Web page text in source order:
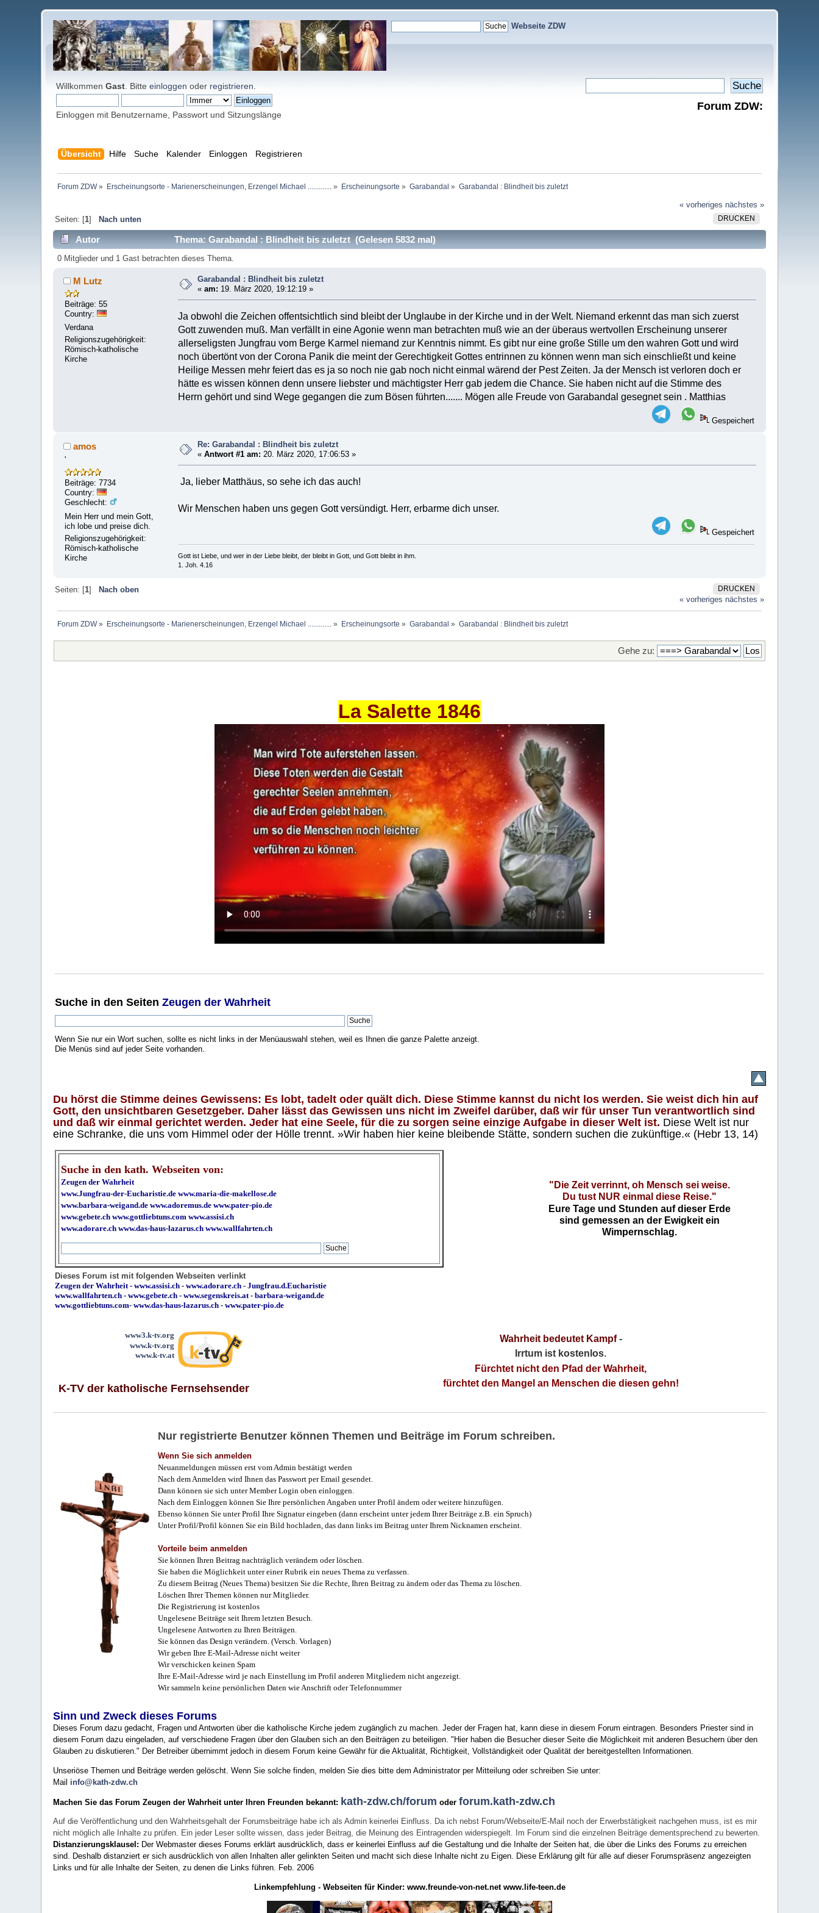
Webseite ZDW
WillkommenGast . Bitteeinloggen oder registrieren
Einloggen mit Benutzername, Passwort und Sitzungslänge
Forum ZDW:
Übersicht Hilfe Suche Kalender Einloggen Registrieren
Forum ZDW» Erscheinungsorte - Marienerscheinungen, Erzengel Michael .............» Erscheinungsorte » Garabandal » Garabandal : Blindheit bis zuletzt
« vorheriges nächstes »
DRUCKEN
Seiten: [1] Nach unten
Autor Thema: Garabandal : Blindheit bis zuletzt (Gelesen 5832 mal)
0 Mitglieder und 1 Gast betrachten dieses Thema.
M Lutz
Beiträge: 55
Country:
Verdana
Religionszugehörigkeit:
Römisch-katholische
Kirche
Garabandal : Blindheit bis zuletzt
«am: 19. März 2020, 19:12:19 »
Ja obwohl die Zeichen offentsichtlich sind bleibt der Unglaube in der Kirche und in der Welt. Niemand erkennt das man sich zuerst
Gott zuwenden muß. Man verfällt in eine Agonie wenn man betrachten muß wie an der überaus wertvollen Erscheinung unserer
allerseligsten Jungfrau vom Berge Karmel niemand zur Kenntnis nimmt. Es gibt nur eine große Stille um den wahren Gott und wird
noch übertönt von der Corona Panik die meint der Gerechtigkeit Gottes entrinnen zu können wenn man sich einschließt und keine
Heilige Messen mehr feiert das es ja so noch nie gab noch nicht einmal wärend der Pest Zeiten. Ja der Mensch ist verloren doch er
hätte es wissen können denn unsere liebster und mächtigster Herr gab jedem die Chance. Sie haben nicht auf die Stimme des
Herrn gehört und sind Wege gegangen die zum Bösen führten....... Mögen alle Freude von Garabandal gesegnet sein . Matthias
Gespeichert
amos
'
Beiträge: 7734
Country:
Geschlecht:
Mein Herr und mein Gott,
ich lobe und preise dich.
Religionszugehörigkeit:
Römisch-katholische
Kirche
Re: Garabandal : Blindheit bis zuletzt
«Antwort #1 am: 20. März 2020, 17:06:53 »
Ja, lieber Matthäus, so sehe ich das auch!
Wir Menschen haben uns gegen Gott versündigt. Herr, erbarme dich unser.
Gespeichert
Gott ist Liebe, und wer in der Liebe bleibt, der bleibt in Gott, und Gott bleibt in ihm.
1. Joh. 4.16
DRUCKEN
Seiten: [1]
Nach oben
« vorheriges nächstes »
Forum ZDW» Erscheinungsorte - Marienerscheinungen, Erzengel Michael .............» Erscheinungsorte » Garabandal » Garabandal : Blindheit bis zuletzt
Gehe zu:
La Salette 1846
Suche in den SeitenZeugen der Wahrheit
Wenn Sie nur ein Wort suchen, sollte es nicht links in der Menüauswahl stehen, weil es Ihnen die ganze Palette anzeigt.
Die Menüs sind auf jeder Seite vorhanden..
Du hörst die Stimme deines Gewissens: Es lobt, tadelt oder quält dich. Diese Stimme kannst du nicht los werden. Sie weist dich hin auf
Gott, den unsichtbaren Gesetzgeber. Daher lässt das Gewissen uns nicht im Zweifel darüber, daß wir für unser Tun verantwortlich sind
und daß wir einmal gerichtet werden. Jeder hat eine Seele, für die zu sorgen seine einzige Aufgabe in dieser Welt ist. Diese Welt ist nur
eine Schranke, die uns vom Himmel oder der Hölle trennt. »Wir haben hier keine bleibende Stätte, sondern suchen die zukünftige.« (Hebr 13, 14)
Suche in den kath. Webseiten von:
Zeugen der Wahrheit
www.Jungfrau-der-Eucharistie.de www.maria-die-makellose.de
www.barbara-weigand.de www.adoremus.de www.pater-pio.de
www.gebete.ch www.gottliebtuns.com www.assisi.ch
www.adorare.ch www.das-haus-lazarus.ch www.wallfahrten.ch
"Die Zeit verrinnt, oh Mensch sei weise.
Du tust NUR einmal diese Reise."
Eure Tage und Stunden auf dieser Erde
sind gemessen an der Ewigkeit ein
Wimpernschlag.
Dieses Forum ist mit folgenden Webseiten verlinkt
Zeugen der Wahrheit-www.assisi.ch -www.adorare.ch -Jungfrau.d.Eucharistie
www.wallfahrten.ch -www.gebete.ch -www.segenskreis.at-barbara-weigand.de
www.gottliebtuns.com-www.das-haus-lazarus.ch - www.pater-pio.de
www3.k-tv.org
www.k-tv.org
www.k-tv.at
K-TV der katholische Fernsehsender
Wahrheit bedeutet Kampf-
Irrtum ist kostenlos.
Fürchtet nicht den Pfad der Wahrheit,
fürchtet den Mangel an Menschen die diesen gehn!
Nur registrierte Benutzer können Themen und Beiträge im Forum schreiben.
Wenn Sie sich anmelden
Neuanmeldungen müssen erst vom Admin bestätigt werden
Nach dem Anmelden wird Ihnen das Passwort per Email gesendet.
Dann können sie sich unter Member Login oben einloggen.
Nach dem Einloggen können Sie Ihre persönlichen Angaben unter Profil ändern oder weitere hinzufügen.
Ebenso können Sie unter Profil Ihre Signatur eingeben (dann erscheint unter jedem Ihrer Beiträge z.B. ein Spruch)
Unter Profil/Profil können Sie ein Bild hochladen, das dann links im Beitrag unter Ihrem Nicknamen erscheint.
Vorteile beim anmelden
Sie können Ihren Beitrag nachträglich verändern oder löschen.
Sie haben die Möglichkeit unter einer Rubrik ein neues Thema zu verfassen.
Zu diesem Beitrag (Neues Thema) besitzen Sie die Rechte, Ihren Beitrag zu ändern oder das Thema zu löschen.
Löschen Ihrer Themen können nur Mitglieder.
Die Registrierung ist kostenlos
Ungelesene Beiträge seit Ihrem letzten Besuch.
Ungelesene Antworten zu Ihren Beiträgen.
Sie können das Design verändern. (Versch. Vorlagen)
Wir geben Ihre E-Mail-Adresse nicht weiter
Wir verschicken keinen Spam
Ihre E-Mail-Adresse wird je nach Einstellung im Profil anderen Mitgliedern nicht angezeigt.
Wir sammeln keine persönlichen Daten wie Anschrift oder Telefonnummer
Sinn und Zweck dieses Forums
Dieses Forum dazu gedacht, Fragen und Antworten über die katholische Kirche jedem zugänglich zu machen. Jeder der Fragen hat, kann diese in diesem Forum eintragen. Besonders Priester sind in
diesem Forum dazu eingeladen, auf verschiedene Fragen über den Glauben sich an den Beiträgen zu beteiligen. "Hier haben die Besucher dieser Seite die Möglichkeit mit anderen Besuchern über den
Glauben zu diskutieren." Der Betreiber übernimmt jedoch in diesem Forum keine Gewähr für die Aktualität, Richtigkeit, Vollständigkeit oder Qualität der bereitgestellten Informationen.
Unseriöse Themen und Beiträge werden gelöscht. Wenn Sie solche finden, melden Sie dies bitte dem Administrator per Mitteilung oder schreiben Sie unter:
Mail info@kath-zdw.ch
Machen Sie das Forum Zeugen der Wahrheit unter Ihren Freunden bekannt: kath-zdw.ch/forum oderforum.kath-zdw.ch
Auf die Veröffentlichung und den Wahrheitsgehalt der Forumsbeiträge habe ich als Admin keinerlei Einfluss. Da ich nebst Forum/Webseite/E-Mail noch der Erwerbstätigkeit nachgehen muss, ist es mir
nicht möglich alle Inhalte zu prüfen. Ein jeder Leser sollte wissen, dass jeder Beitrag, die Meinung des Eintragenden widerspiegelt. Im Forum sind die einzelnen Beiträge dementsprechend zu bewerten.
Distanzierungsklausel: Der Webmaster dieses Forums erklärt ausdrücklich, dass er keinerlei Einfluss auf die Gestaltung und die Inhalte der Seiten hat, die über die Links des Forums zu erreichen
sind. Deshalb distanziert er sich ausdrücklich von allen Inhalten aller gelinkten Seiten und macht sich diese Inhalte nicht zu Eigen. Diese Erklärung gilt für alle auf dieser Forumspräsenz angezeigten
Links und für alle Inhalte der Seiten, zu denen die Links führen. Feb. 2006
Linkempfehlung - Webseiten für Kinder: www.freunde-von-net.net www.life-teen.de